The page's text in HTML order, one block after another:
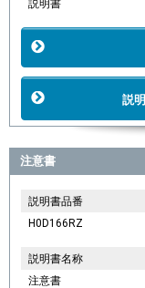
説明書
説
注意書
説明書品番
H0D166RZ
説明書名称
注意書